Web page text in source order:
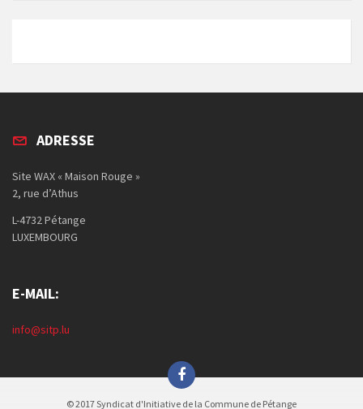
ADRESSE
Site WAX « Maison Rouge »
2, rue d’Athus
L-4732 Pétange
LUXEMBOURG
E-MAIL:
info@sitp.lu
© 2017 Syndicat d'Initiative de la Commune de Pétange